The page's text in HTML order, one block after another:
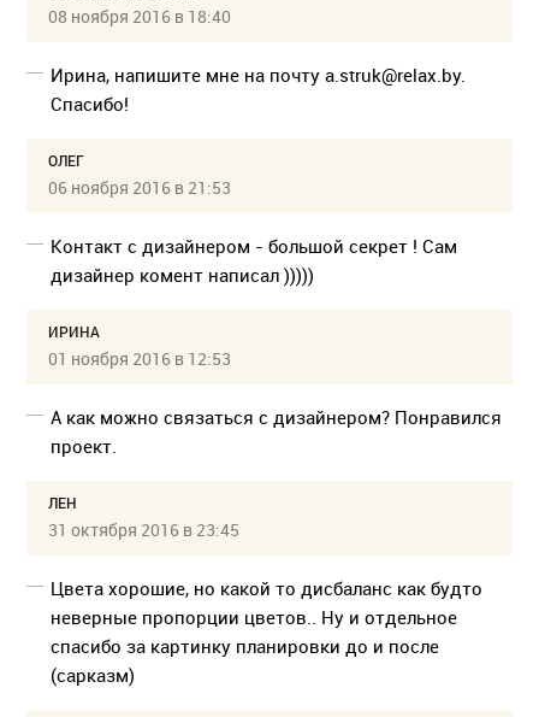
08 ноября 2016 в 18:40
Ирина, напишите мне на почту a.struk@relax.by.
Спасибо!
ОЛЕГ
06 ноября 2016 в 21:53
Контакт с дизайнером - большой секрет ! Сам
дизайнер комент написал )))))
ИРИНА
01 ноября 2016 в 12:53
А как можно связаться с дизайнером? Понравился
проект.
ЛЕН
31 октября 2016 в 23:45
Цвета хорошие, но какой то дисбаланс как будто
неверные пропорции цветов.. Ну и отдельное
спасибо за картинку планировки до и после
(сарказм)